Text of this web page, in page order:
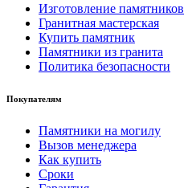
Изготовление памятников
Гранитная мастерская
Купить памятник
Памятники из гранита
Политика безопасности
Покупателям
Памятники на могилу
Вызов менеджера
Как купить
Сроки